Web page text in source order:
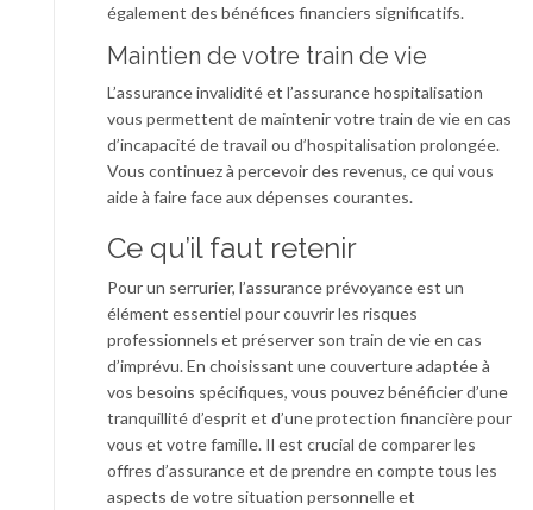
également des bénéfices financiers significatifs.
Maintien de votre train de vie
L’assurance invalidité et l’assurance hospitalisation
vous permettent de maintenir votre train de vie en cas
d’incapacité de travail ou d’hospitalisation prolongée.
Vous continuez à percevoir des revenus, ce qui vous
aide à faire face aux dépenses courantes.
Ce qu’il faut retenir
Pour un serrurier, l’assurance prévoyance est un
élément essentiel pour couvrir les risques
professionnels et préserver son train de vie en cas
d’imprévu. En choisissant une couverture adaptée à
vos besoins spécifiques, vous pouvez bénéficier d’une
tranquillité d’esprit et d’une protection financière pour
vous et votre famille. Il est crucial de comparer les
offres d’assurance et de prendre en compte tous les
aspects de votre situation personnelle et